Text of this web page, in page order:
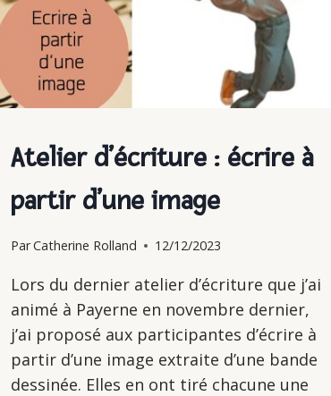
Atelier d’écriture : écrire à
partir d’une image
ParCatherine Rolland 12/12/2023
Lors du dernier atelier d’écriture que j’ai
animé à Payerne en novembre dernier,
j’ai proposé aux participantes d’écrire à
partir d’une image extraite d’une bande
dessinée. Elles en ont tiré chacune une